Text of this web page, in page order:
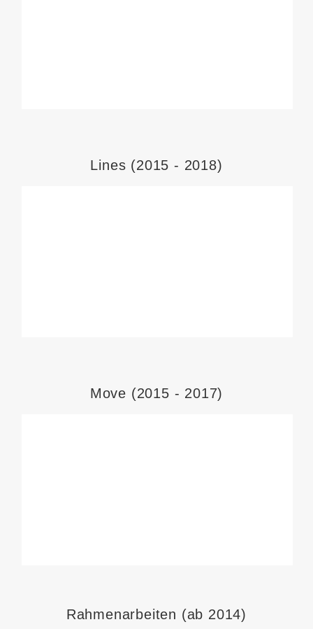
Lines (2015 - 2018)
Move (2015 - 2017)
Rahmenarbeiten (ab 2014)